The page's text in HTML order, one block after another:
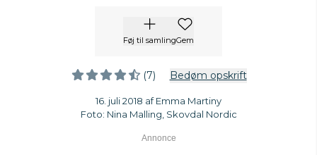
Føj til samlingGem
(7) Bedøm opskrift
16. juli 2018 af Emma Martiny
Foto: Nina Malling, Skovdal Nordic